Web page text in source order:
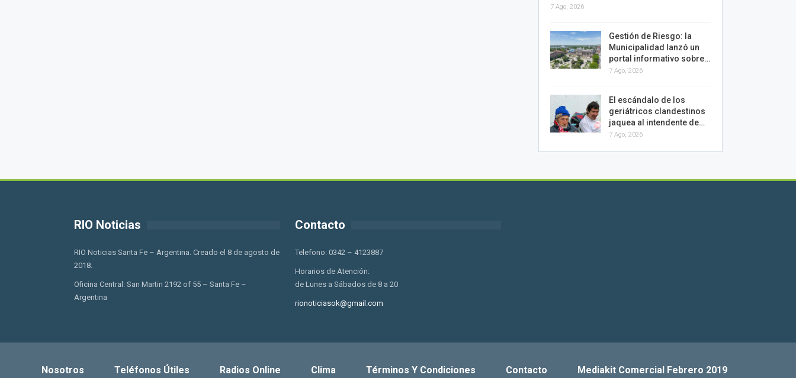
7 Ago, 2026
Gestión de Riesgo: la
Municipalidad lanzó un
portal informativo sobre…
7 Ago, 2026
El escándalo de los
geriátricos clandestinos
jaquea al intendente de…
7 Ago, 2026
RIO Noticias
RIO Noticias Santa Fe – Argentina. Creado el 8 de agosto de
2018.
Oficina Central: San Martin 2192 of 55 – Santa Fe –
Argentina
Contacto
Telefono: 0342 – 4123887
Horarios de Atención:
de Lunes a Sábados de 8 a 20
rionoticiasok@gmail.com
Nosotros Teléfonos Útiles Radios Online Clima Términos Y Condiciones Contacto Mediakit Comercial Febrero 2019